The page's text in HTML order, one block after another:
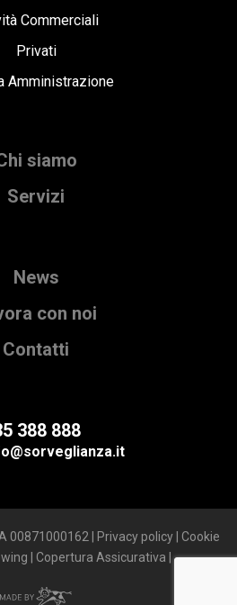
Commerciali
Privati
Amministrazione
siamo
Servizi
News
con noi
Contatti
388 888
00871000162 | Privacy policy| Cookie
Copertura Assicurativa